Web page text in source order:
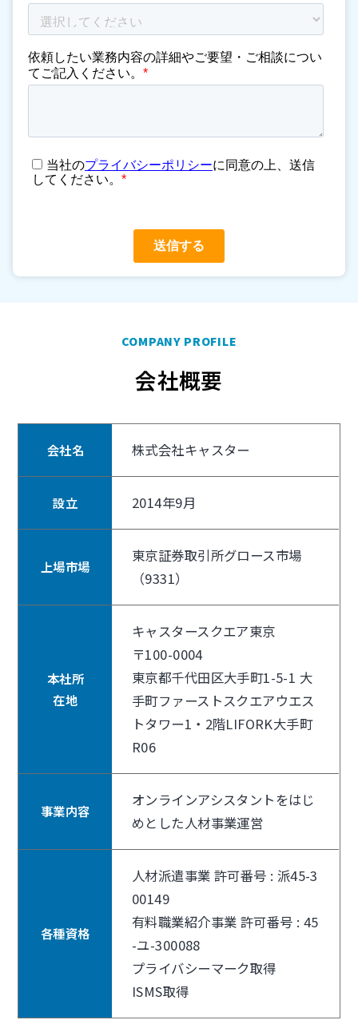
COMPANY PROFILE
会社概要
会社名 株式会社キャスター
設立 2014年9月
上場市場
東京証券取引所グロース市場
（9331）
本社所
在地
キャスタースクエア東京
〒100-0004
東京都千代田区大手町1-5-1 大
手町ファーストスクエアウエス
トタワー1・2階LIFORK大手町
R06
事業内容
オンラインアシスタントをはじ
めとした人材事業運営
各種資格
人材派遣事業 許可番号 : 派45-3
00149
有料職業紹介事業 許可番号 : 45
-ユ-300088
プライバシーマーク取得
ISMS取得